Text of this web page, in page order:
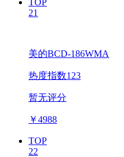
21
美的BCD-186WMA
热度指数123
暂无评分
￥4988
TOP
22